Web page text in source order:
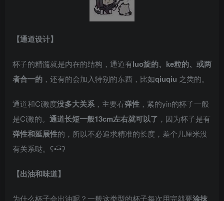
【通道设计】
杯子的精髓就是内在的结构，通道有luo旋的、ke粒的、或两
者合一的 ，还有的会加入特别的东西，比如qiuqiu 之类的。
通道和Ci激度没多大关系 ，主要看弹性 ，紧的yin的杯子一般
是Ci激的。 通道长短一般13cm左右就可以了 ，因为杯子是有
弹性和延展性的，所以不必追求精准的长度，差个几厘米没
有关系哒。ʕ•͡-•ʔ
【出油和味道】
为什么杯子会出油呢？一般这类型的杯子每次用完就要涂抹